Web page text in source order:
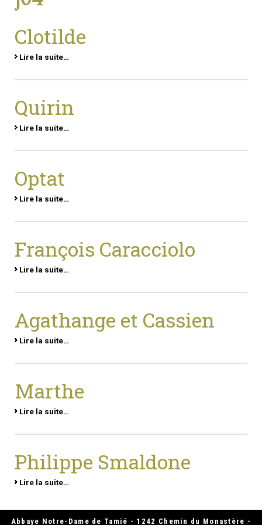
Clotilde
Lire la suite…
Quirin
Lire la suite…
Optat
Lire la suite…
François Caracciolo
Lire la suite…
Agathange et Cassien
Lire la suite…
Marthe
Lire la suite…
Philippe Smaldone
Lire la suite…
Abbaye Notre-Dame de Tamié - 1242 Chemin du Monastère -